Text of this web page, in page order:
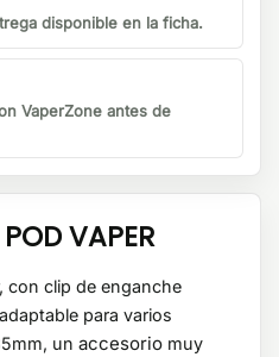
disponible en la ficha.
VaperZone antes de
PODVAPER
, con clip de enganche
para varios
un accesorio muy